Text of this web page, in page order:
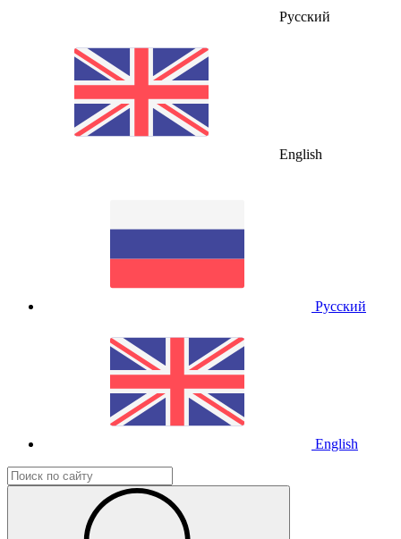
Русский
English
Русский
English